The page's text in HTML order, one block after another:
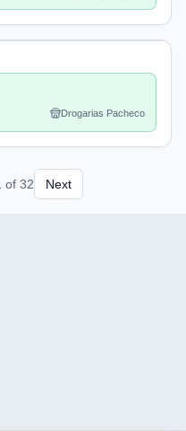
Drogarias Pacheco
of 32 Next